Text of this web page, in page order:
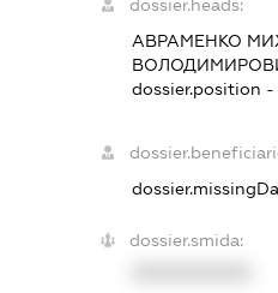
dossier.heads:
АВРАМЕНКО
dossier.position -
dossier.smida: